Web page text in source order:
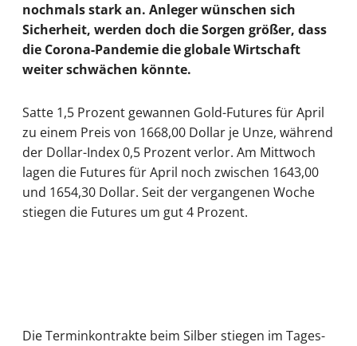
nochmals stark an. Anleger wünschen sich
Sicherheit, werden doch die Sorgen größer, dass
die Corona-Pandemie die globale Wirtschaft
weiter schwächen könnte.
Satte 1,5 Prozent gewannen Gold-Futures für April
zu einem Preis von 1668,00 Dollar je Unze, während
der Dollar-Index 0,5 Prozent verlor. Am Mittwoch
lagen die Futures für April noch zwischen 1643,00
und 1654,30 Dollar. Seit der vergangenen Woche
stiegen die Futures um gut 4 Prozent.
Die Terminkontrakte beim Silber stiegen im Tages-